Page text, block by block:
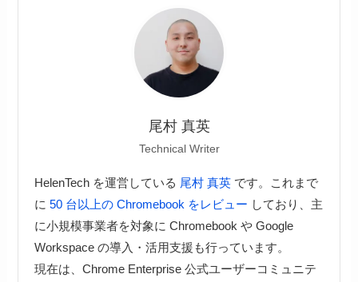
尾村 真英
Technical Writer
HelenTech を運営している 尾村 真英です。これまで
に 50 台以上の Chromebook をレビュー しており、主
に小規模事業者を対象に Chromebook や Google
Workspace の導入・活用支援も行っています。
現在は、Chrome Enterprise 公式ユーザーコミュニテ